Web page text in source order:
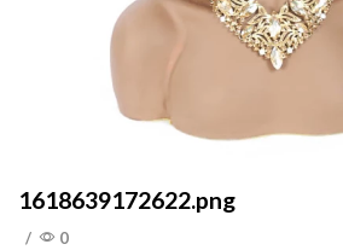
1618639172622.png
/ 0